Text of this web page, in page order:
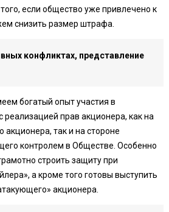
если общество уже привлечено к
снизить размер штрафа.
конфликтах, представление
богатый опыт участия в
реализацией прав акционера, как на
так и на стороне
контролем в Обществе. Особенно
строить защиту при
а кроме того готовы выступить
акционера.